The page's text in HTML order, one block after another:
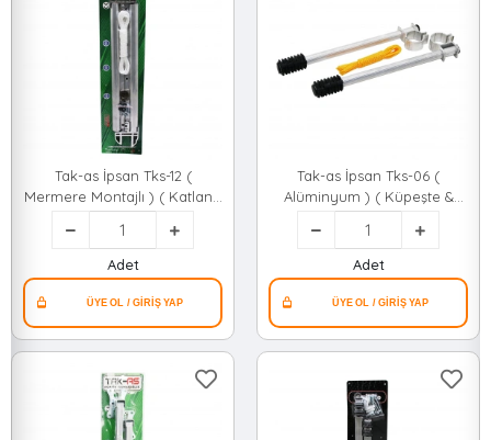
Tak-as İpsan Tks-12 (
Mermere Montajlı ) ( Katlanır
) Çamaşır Askısı*25
Adet
Tak-as İpsan Tks-06 (
Alüminyum ) ( Küpeşte &
Sabit ) Çamaşır ( Askısı )*25
Adet